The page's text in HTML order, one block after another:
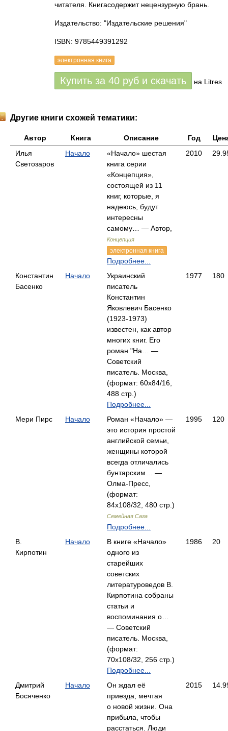
читателя. Книгасодержит нецензурную брань.
Издательство: "Издательские решения"
ISBN: 9785449391292
электронная книга
Купить за 40 руб и скачать на Litres
Другие книги схожей тематики:
Автор Книга Описание Год
Илья
Светозаров
Начало
«Начало» шестая
книга серии
«Концепция»,
состоящей из 11
книг, которые, я
надеюсь, будут
интересны
самому… — Автор,
Концепция
электронная книга
Подробнее...
2010
Константин
Басенко
Начало
Украинский
писатель
Константин
Яковлевич Басенко
(1923-1973)
известен, как автор
многих книг. Его
роман "На… —
Советский
писатель. Москва,
(формат: 60x84/16,
488 стр.)
Подробнее...
1977 180
Мери Пирс Начало
Роман «Начало» —
это история простой
английской семьи,
женщины которой
всегда отличались
бунтарским… —
Олма-Пресс,
(формат:
84x108/32, 480 стр.)
Семейная Сага
Подробнее...
1995 120
В.
Кирпотин
Начало
В книге «Начало»
одного из
старейших
советских
литературоведов В.
Кирпотина собраны
статьи и
воспоминания о…
— Советский
писатель. Москва,
(формат:
70x108/32, 256 стр.)
Подробнее...
1986 20
Дмитрий
Босяченко
Начало
Он ждал её
приезда, мечтая
о новой жизни. Она
прибыла, чтобы
расстаться. Люди
2015